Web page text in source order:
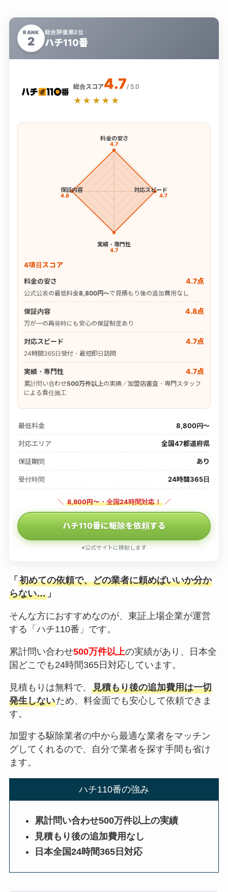
RANK
2
総合評価第2位
ハチ110番
総合スコア4.7/ 5.0
★★★★★
料金の安さ
4.7
対応スピード
4.7
実績・専門性
4.7
保証内容
4.8
4項目スコア
料金の安さ
4.7点
公式公表の最低料金8,800円〜で見積もり後の追加費用なし
保証内容 4.8点
万が一の再発時にも安心の保証制度あり
対応スピード 4.7点
24時間365日受付・最短即日訪問
実績・専門性 4.7点
累計問い合わせ500万件以上の実績／加盟店審査・専門スタッフ
による責任施工
最低料金 8,800円〜
対応エリア 全国47都道府県
保証期間 あり
受付時間 24時間365日
＼ 8,800円〜・全国24時間対応！ ／
ハチ110番に駆除を依頼する
※公式サイトに移動します
「 初めての依頼で、どの業者に頼めばいいか分か
らない…」
そんな方におすすめなのが、東証上場企業が運営
する「ハチ110番」です。
累計問い合わせ500万件以上の実績があり、日本全
国どこでも24時間365日対応しています。
見積もりは無料で、 見積もり後の追加費用は一切
発生しないため、料金面でも安心して依頼できま
す。
加盟する駆除業者の中から最適な業者をマッチン
グしてくれるので、自分で業者を探す手間も省け
ます。
ハチ110番の強み
累計問い合わせ500万件以上の実績
見積もり後の追加費用なし
日本全国24時間365日対応